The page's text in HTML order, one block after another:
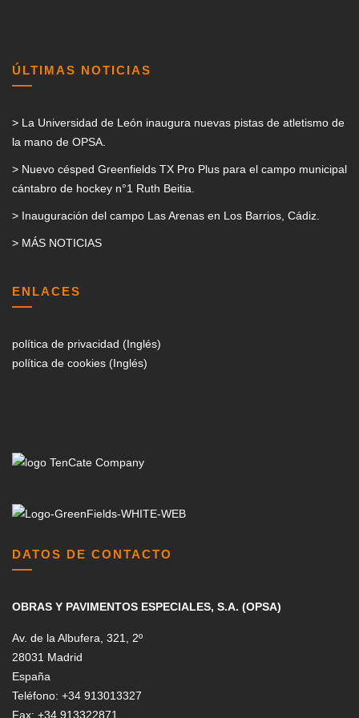
ÚLTIMAS NOTICIAS
> La Universidad de León inaugura nuevas pistas de atletismo de
la mano de OPSA.
> Nuevo césped Greenfields TX Pro Plus para el campo municipal
cántabro de hockey n°1 Ruth Beitia.
> Inauguración del campo Las Arenas en Los Barrios, Cádiz.
> MÁS NOTICIAS
ENLACES
política de privacidad (Inglés)
política de cookies (Inglés)
DATOS DE CONTACTO
OBRAS Y PAVIMENTOS ESPECIALES, S.A. (OPSA)
Av. de la Albufera, 321, 2º
28031 Madrid
España
Teléfono: +34 913013327
Fax: +34 913322871